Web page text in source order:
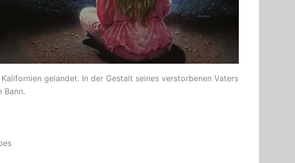
gelandet. In der Gestalt seines verstorbenen Vaters
Bann.